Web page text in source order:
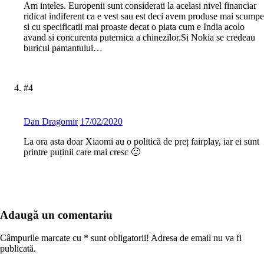
Am inteles. Europenii sunt considerati la acelasi nivel financiar
ridicat indiferent ca e vest sau est deci avem produse mai scumpe
si cu specificatii mai proaste decat o piata cum e India acolo
avand si concurenta puternica a chinezilor.Si Nokia se credeau
buricul pamantului…
#4
Dan Dragomir 17/02/2020
La ora asta doar Xiaomi au o politică de preț fairplay, iar ei sunt
printre puținii care mai cresc 🙂
Adaugă un comentariu
Câmpurile marcate cu * sunt obligatorii! Adresa de email nu va fi
publicată.